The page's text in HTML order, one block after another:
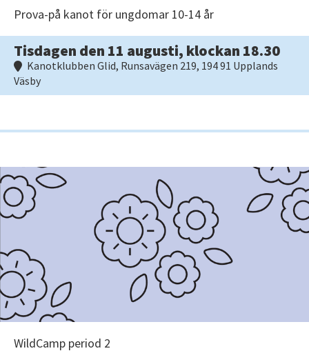
Prova-på kanot för ungdomar 10-14 år
Tisdagen den 11 augusti, klockan 18.30
Kanotklubben Glid, Runsavägen 219, 194 91 Upplands
Väsby
WildCamp period 2